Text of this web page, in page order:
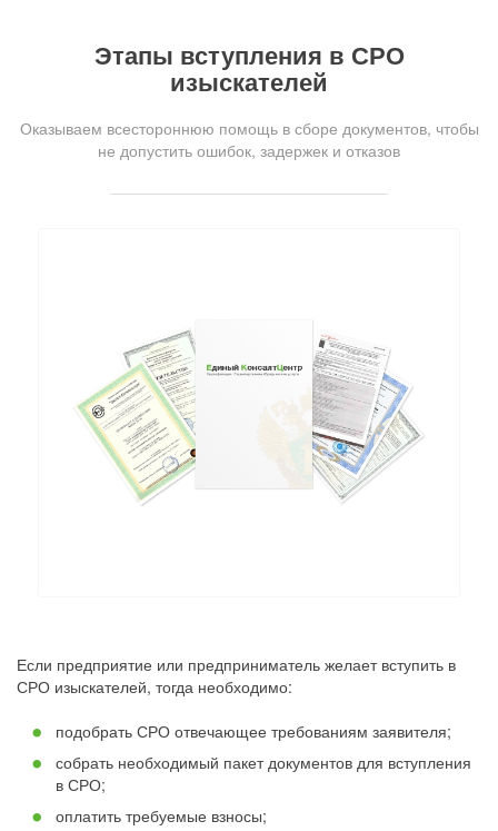
Этапы вступления в СРО
изыскателей
Оказываем всестороннюю помощь в сборе документов, чтобы
не допустить ошибок, задержек и отказов
Если предприятие или предприниматель желает вступить в
СРО изыскателей, тогда необходимо:
подобрать СРО отвечающее требованиям заявителя;
собрать необходимый пакет документов для вступления
в СРО;
оплатить требуемые взносы;